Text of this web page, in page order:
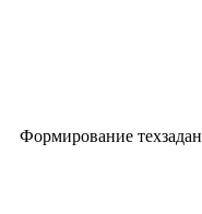
Формирование